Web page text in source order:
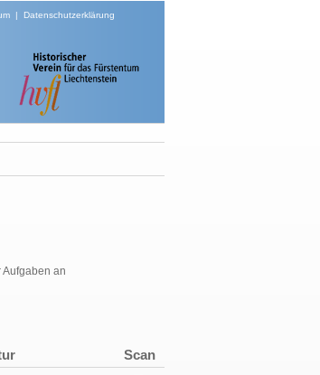
| Datenschutzerklärung
an
Scan